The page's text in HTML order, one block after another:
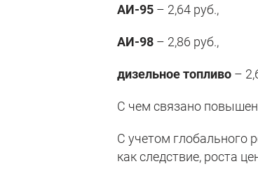
АИ-95 – 2,64 руб.,
АИ-98 – 2,86 руб.,
дизельное топливо –
С чем связано
С учетом глобального
как следствие, роста